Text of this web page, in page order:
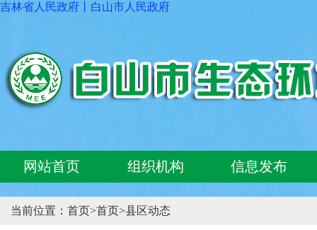
吉林省人民政府 白山市人民政府
网站首页 组织机构 信息发布
当前位置： 首页>首页>县区动态